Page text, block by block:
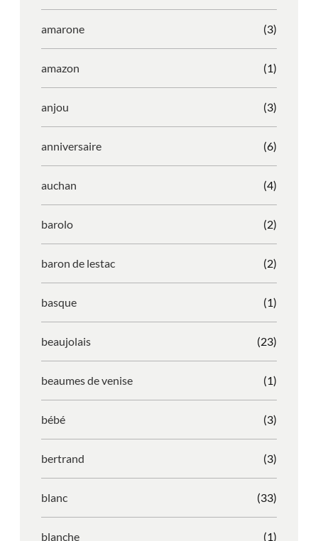
amarone (3)
amazon (1)
anjou (3)
anniversaire (6)
auchan (4)
barolo (2)
baron de lestac (2)
basque (1)
beaujolais (23)
beaumes de venise (1)
bébé (3)
bertrand (3)
blanc (33)
blanche (1)